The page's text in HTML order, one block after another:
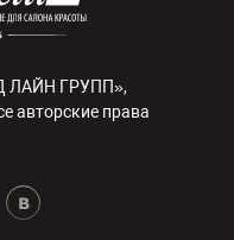
ЛАЙН ГРУПП»,
авторские права